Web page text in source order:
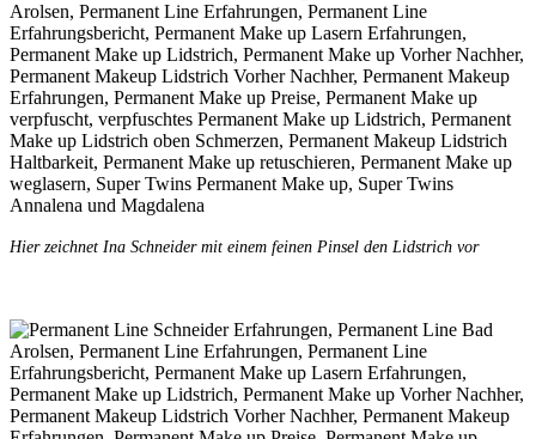
Hier zeichnet Ina Schneider mit einem feinen Pinsel den Lidstrich vor